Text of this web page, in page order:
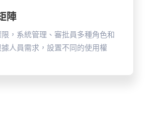
陣
，系統管理、審批員多種角色和
人員需求，設置不同的使用權